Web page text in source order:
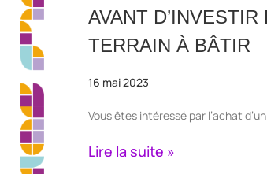
AVANT D’INVESTIR
TERRAIN À BÂTIR
16 mai 2023
Vous êtes intéressé par l’achat
Lire la suite »